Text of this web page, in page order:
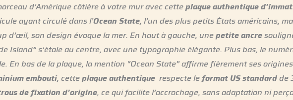
d’Amérique côtière à votre mur avec cetteplaque authentique
ayant circulé dans l’Ocean State, l’un des plus petits États américains,
d’œil, son design évoque la mer. En haut à gauche, unepetite ancre
Island” s’étale au centre, avec une typographie élégante. Plus bas, le
En bas de la plaque, la mention “Ocean State” affirme fièrement ses
embouti, cetteplaque authentique respecte leformat US standardde
de fixation d’origine, ce qui facilite l’accrochage, sans adaptation ni